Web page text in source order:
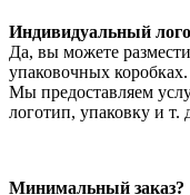
Индивидуальный
Да, вы можете
упаковочных коробках.
Мы предоставляем
логотип, упаковку и т.
Минимальный заказ?